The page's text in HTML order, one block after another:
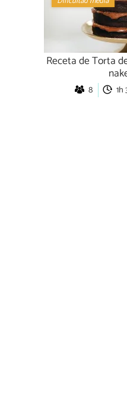
Receta de Torta
8